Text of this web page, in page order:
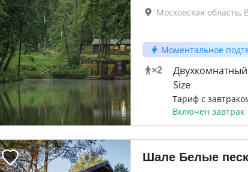
Московская область,
Моментальное
×2
Двухкомнатный
Size
Тариф с
Включен завтрак
Шале Белые